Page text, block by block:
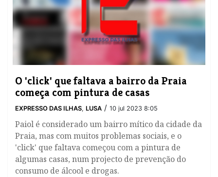
O 'click' que faltava a bairro da Praia
começa com pintura de casas
EXPRESSO DAS ILHAS, LUSA / 10 jul 2023 8:05
Paiol é considerado um bairro mítico da cidade da
Praia, mas com muitos problemas sociais, e o
'click' que faltava começou com a pintura de
algumas casas, num projecto de prevenção do
consumo de álcool e drogas.